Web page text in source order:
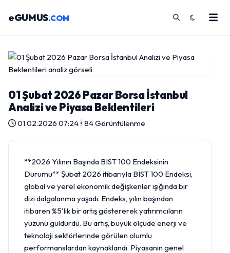
eGUMUS.COM
01 Şubat 2026 Pazar Borsa İstanbul
Analizi ve Piyasa Beklentileri
01.02.2026 07:24•84 Görüntülenme
**2026 Yılının Başında BIST 100 Endeksinin
Durumu** Şubat 2026 itibarıyla BIST 100 Endeksi,
global ve yerel ekonomik değişkenler ışığında bir
dizi dalgalanma yaşadı. Endeks, yılın başından
itibaren %5'lik bir artış göstererek yatırımcıların
yüzünü güldürdü. Bu artış, büyük ölçüde enerji ve
teknoloji sektörlerinde görülen olumlu
performanslardan kaynaklandı. Piyasanın genel